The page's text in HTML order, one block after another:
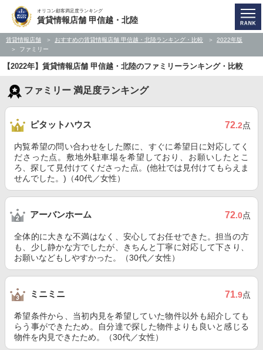
オリコン顧客満足度ランキング
賃貸情報店舗 甲信越・北陸
賃貸情報店舗 おすすめの賃貸情報店舗 甲信越・北陸ランキング・比較
2022年版
ファミリー
【2022年】賃貸情報店舗 甲信越・北陸のファミリーランキング・比較
ファミリー 満足度ランキング
ピタットハウス 72.2点
内覧希望の問い合わせをした際に、すぐに希望日に対応してく
ださった点。敷地外駐車場を希望しており、お願いしたとこ
ろ、探して見付けてくださった点。(他社では見付けてもらえま
せんでした。)（40代／女性）
アーバンホーム 72.0点
全体的に大きな不満はなく、安心してお任せできた。担当の方
も、少し静かな方でしたが、きちんと丁寧に対応して下さり、
お願いなどもしやすかった。（30代／女性）
ミニミニ 71.9点
希望条件から、当初内見を希望していた物件以外も紹介しても
らう事ができたため。自分達で探した物件よりも良いと感じる
物件を内見できたため。（30代／女性）